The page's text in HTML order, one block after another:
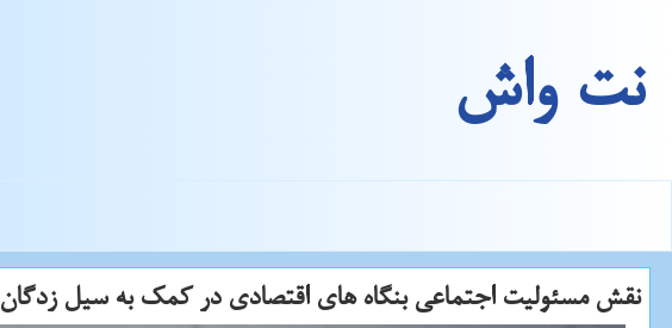
نت واش
نقش مسئولیت اجتماعی بنگاه های اقتصادی در كمك به سیل زدگان